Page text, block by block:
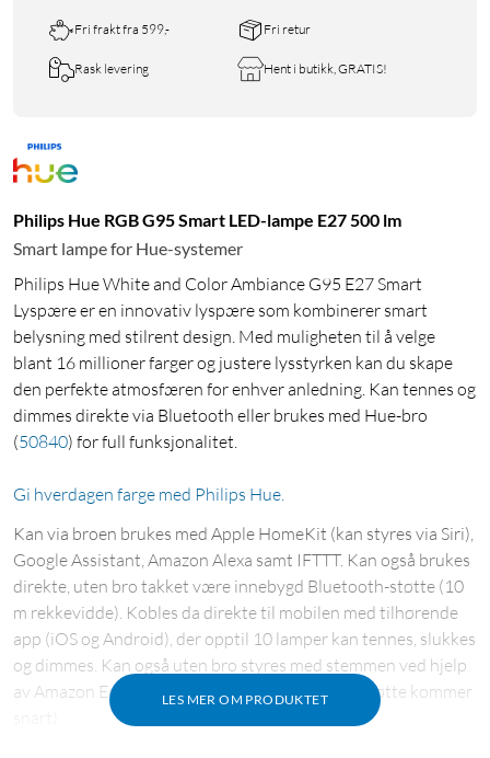
Fri frakt fra 599,- Fri retur
Rask levering Hent i butikk, GRATIS!
Philips Hue RGB G95 Smart LED-lampe E27 500 lm
Smart lampe for Hue-systemer
Philips Hue White and Color Ambiance G95 E27 Smart
Lyspære er en innovativ lyspære som kombinerer smart
belysning med stilrent design. Med muligheten til å velge
blant 16 millioner farger og justere lysstyrken kan du skape
den perfekte atmosfæren for enhver anledning. Kan tennes og
dimmes direkte via Bluetooth eller brukes med Hue-bro
(50840) for full funksjonalitet.
Gi hverdagen farge med Philips Hue.
LES MER OM PRODUKTET
Kan via broen brukes med Apple HomeKit (kan styres via Siri),
Google Assistant, Amazon Alexa samt IFTTT. Kan også brukes
direkte, uten bro takket være innebygd Bluetooth-støtte (10
m rekkevidde). Kobles da direkte til mobilen med tilhørende
app (iOS og Android), der opptil 10 lamper kan tennes, slukkes
og dimmes. Kan også uten bro styres med stemmen ved hjelp
av Amazon Echo eller Google Home Assistant (støtte kommer